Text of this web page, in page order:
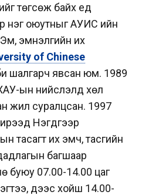
төгсөж байх үед
нэг оюутныг АУИС ийн
эмнэлгийн их
of Chinese
шалгарч явсан юм. 1989
ын нийслэлд хөл
жил суралцсан. 1997
Нэгдүгээр
тасагт их эмч, тасгийн
багшаар
буюу 07.00-14.00 цаг
үдээс хойш 14.00-